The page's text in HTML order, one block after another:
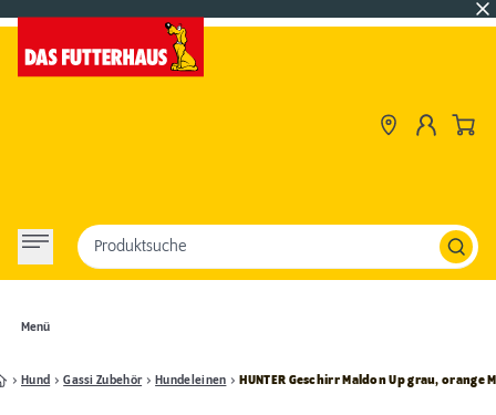
Menü
Produktsuche
Hund Gassi Zubehör Hundeleinen HUNTER Geschirr Maldon Up grau, orange M